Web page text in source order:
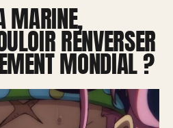
MARINE,
RENVERSER
MONDIAL ?